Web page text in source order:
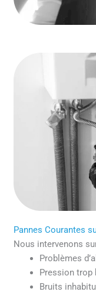
Pannes Courantes
Nous intervenons
Problèmes
Pression trop
Bruits